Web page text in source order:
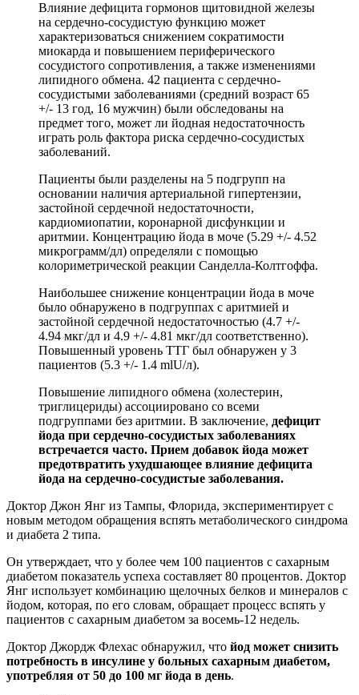
Влияние дефицита гормонов щитовидной железы
на сердечно-сосудистую функцию может
характеризоваться снижением сократимости
миокарда и повышением периферического
сосудистого сопротивления, а также изменениями
липидного обмена. 42 пациента с сердечно-
сосудистыми заболеваниями (средний возраст 65
+/- 13 год, 16 мужчин) были обследованы на
предмет того, может ли йодная недостаточность
играть роль фактора риска сердечно-сосудистых
заболеваний.
Пациенты были разделены на 5 подгрупп на
основании наличия артериальной гипертензии,
застойной сердечной недостаточности,
кардиомиопатии, коронарной дисфункции и
аритмии. Концентрацию йода в моче (5.29 +/- 4.52
микрограмм/дл) определяли с помощью
колориметрической реакции Санделла-Колтгоффа.
Наибольшее снижение концентрации йода в моче
было обнаружено в подгруппах с аритмией и
застойной сердечной недостаточностью (4.7 +/-
4.94 мкг/дл и 4.9 +/- 4.81 мкг/дл соответственно).
Повышенный уровень ТТГ был обнаружен у 3
пациентов (5.3 +/- 1.4 mlU/л).
Повышение липидного обмена (холестерин,
триглицериды) ассоциировано со всеми
подгруппами без аритмии. В заключение, дефицит
йода при сердечно-сосудистых заболеваниях
встречается часто. Прием добавок йода может
предотвратить ухудшающее влияние дефицита
йода на сердечно-сосудистые заболевания.
Доктор Джон Янг из Тампы, Флорида, экспериментирует с
новым методом обращения вспять метаболического синдрома
и диабета 2 типа.
Он утверждает, что у более чем 100 пациентов с сахарным
диабетом показатель успеха составляет 80 процентов. Доктор
Янг использует комбинацию щелочных белков и минералов с
йодом, которая, по его словам, обращает процесс вспять у
пациентов с сахарным диабетом за восемь-12 недель.
Доктор Джордж Флехас обнаружил, что йод может снизить
потребность в инсулине у больных сахарным диабетом,
употребляя от 50 до 100 мг йода в день.